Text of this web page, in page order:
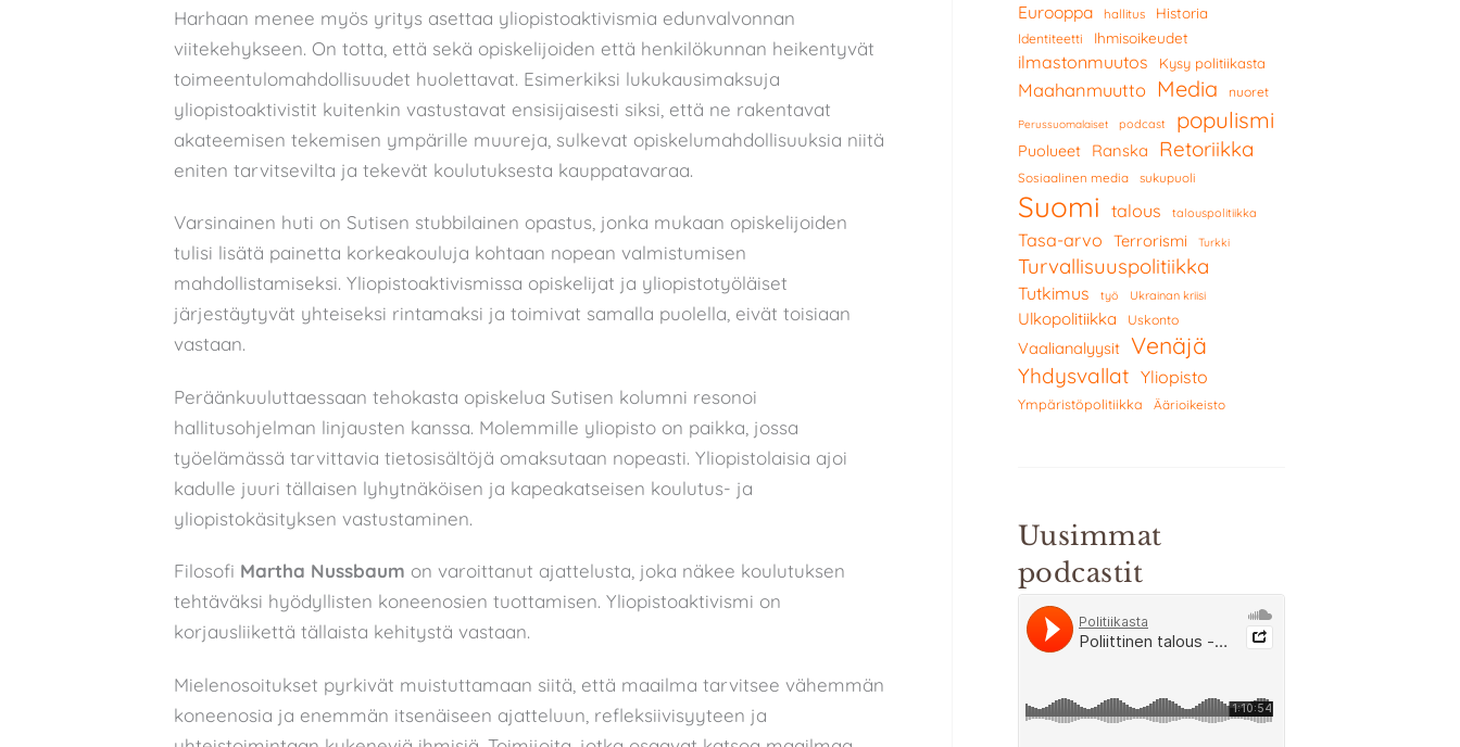
Harhaan menee myös yritys asettaa yliopistoaktivismia edunvalvonnan
viitekehykseen. On totta, että sekä opiskelijoiden että henkilökunnan heikentyvät
toimeentulomahdollisuudet huolettavat. Esimerkiksi lukukausimaksuja
yliopistoaktivistit kuitenkin vastustavat ensisijaisesti siksi, että ne rakentavat
akateemisen tekemisen ympärille muureja, sulkevat opiskelumahdollisuuksia niitä
eniten tarvitsevilta ja tekevät koulutuksesta kauppatavaraa.
Varsinainen huti on Sutisen stubbilainen opastus, jonka mukaan opiskelijoiden
tulisi lisätä painetta korkeakouluja kohtaan nopean valmistumisen
mahdollistamiseksi. Yliopistoaktivismissa opiskelijat ja yliopistotyöläiset
järjestäytyvät yhteiseksi rintamaksi ja toimivat samalla puolella, eivät toisiaan
vastaan.
Peräänkuuluttaessaan tehokasta opiskelua Sutisen kolumni resonoi
hallitusohjelman linjausten kanssa. Molemmille yliopisto on paikka, jossa
työelämässä tarvittavia tietosisältöjä omaksutaan nopeasti. Yliopistolaisia ajoi
kadulle juuri tällaisen lyhytnäköisen ja kapeakatseisen koulutus- ja
yliopistokäsityksen vastustaminen.
Filosofi Martha Nussbaum on varoittanut ajattelusta, joka näkee koulutuksen
tehtäväksi hyödyllisten koneenosien tuottamisen. Yliopistoaktivismi on
korjausliikettä tällaista kehitystä vastaan.
Mielenosoitukset pyrkivät muistuttamaan siitä, että maailma tarvitsee vähemmän
koneenosia ja enemmän itsenäiseen ajatteluun, refleksiivisyyteen ja
Eurooppa hallitus Historia
Identiteetti Ihmisoikeudet
ilmastonmuutos Kysy politiikasta
Maahanmuutto Media nuoret
Perussuomalaiset podcast populismi
Puolueet Ranska Retoriikka
Sosiaalinen media sukupuoli
Suomi talous talouspolitiikka
Tasa-arvo Terrorismi Turkki
Turvallisuuspolitiikka
Tutkimus työ Ukrainan kriisi
Ulkopolitiikka Uskonto
Vaalianalyysit Venäjä
Yhdysvallat Yliopisto
Ympäristöpolitiikka Äärioikeisto
Uusimmat
podcastit